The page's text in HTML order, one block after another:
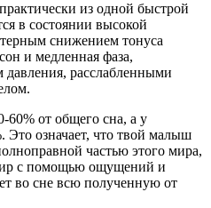
из одной быстрой
в состоянии высокой
снижением тонуса
и медленная фаза,
давления, расслабленными
60% от общего сна, а у
Это означает, что твой малыш
частью этого мира,
с помощью ощущений и
во сне всю полученную от